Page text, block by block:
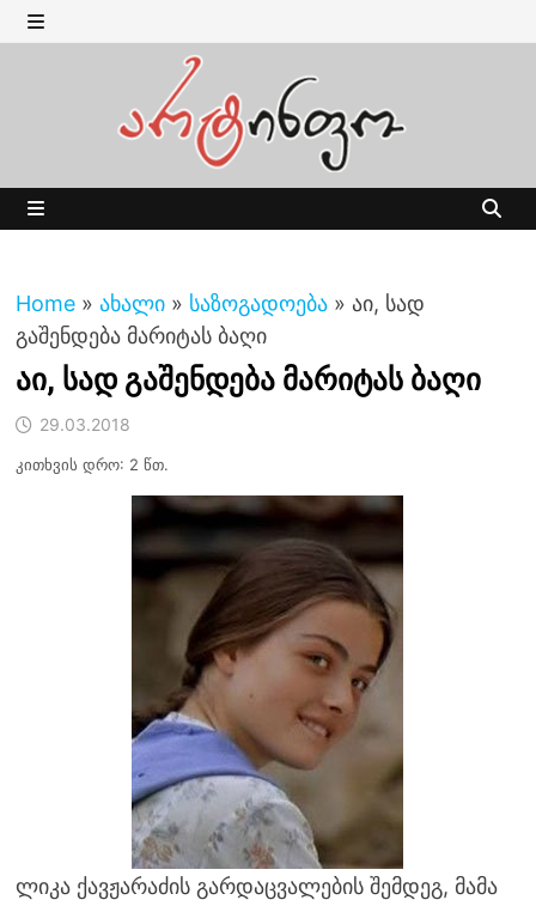
Skip
to MENU
Home » ახალი » საზოგადოება » აი, სად
გაშენდება მარიტას ბაღი
აი, სად გაშენდება მარიტას ბაღი
29.03.2018
კითხვის დრო: 2 წთ.
ლიკა ქავჟარაძის გარდაცვალების შემდეგ, მამა